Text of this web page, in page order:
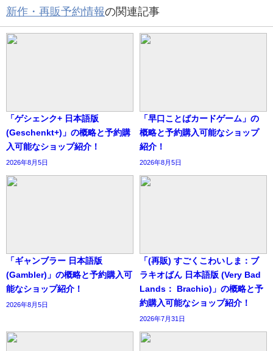
新作・再販予約情報の関連記事
「ゲシェンク+ 日本語版
(Geschenkt+)」の概略と予約購
入可能なショップ紹介！
2026年8月5日
「早口ことばカードゲーム」の
概略と予約購入可能なショップ
紹介！
2026年8月5日
「ギャンブラー 日本語版
(Gambler)」の概略と予約購入可
能なショップ紹介！
2026年8月5日
「(再販) すごくこわいしま：ブ
ラキオばん 日本語版 (Very Bad
Lands： Brachio)」の概略と予
約購入可能なショップ紹介！
2026年7月31日